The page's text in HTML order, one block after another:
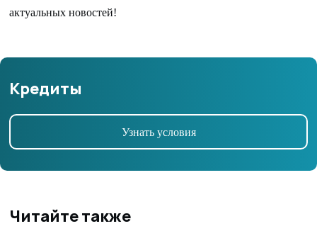
актуальных новостей!
Кредиты
Узнать условия
Читайте также